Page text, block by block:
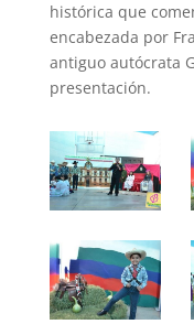
histórica que
encabezada por
antiguo autócrata
presentación.